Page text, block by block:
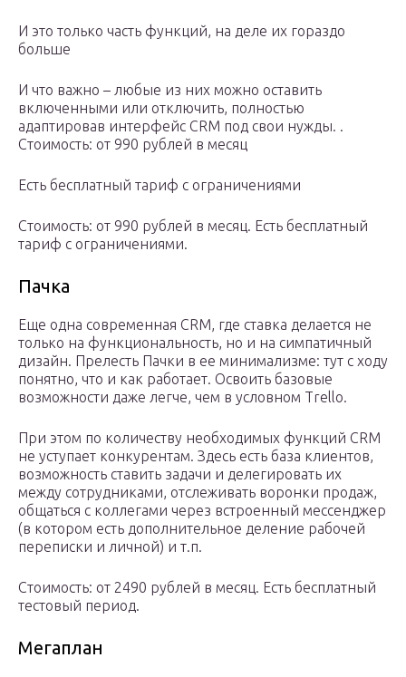
И это только часть функций, на деле их гораздо
больше
И что важно – любые из них можно оставить
включенными или отключить, полностью
адаптировав интерфейс CRM под свои нужды. .
Стоимость: от 990 рублей в месяц
Есть бесплатный тариф с ограничениями
Стоимость: от 990 рублей в месяц. Есть бесплатный
тариф с ограничениями.
Пачка
Еще одна современная CRM, где ставка делается не
только на функциональность, но и на симпатичный
дизайн. Прелесть Пачки в ее минимализме: тут с ходу
понятно, что и как работает. Освоить базовые
возможности даже легче, чем в условном Trello.
При этом по количеству необходимых функций CRM
не уступает конкурентам. Здесь есть база клиентов,
возможность ставить задачи и делегировать их
между сотрудниками, отслеживать воронки продаж,
общаться с коллегами через встроенный мессенджер
(в котором есть дополнительное деление рабочей
переписки и личной) и т.п.
Стоимость: от 2490 рублей в месяц. Есть бесплатный
тестовый период.
Мегаплан